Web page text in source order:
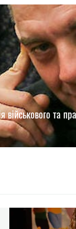
військового та